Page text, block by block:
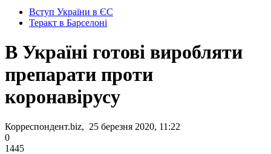
Вступ України в ЄС
Теракт в Барселоні
В Україні готові виробляти
препарати проти
коронавірусу
Корреспондент.biz, 25 березня 2020, 11:22
0
1445